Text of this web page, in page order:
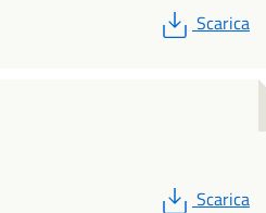
PDF
Scarica
PDF
Scarica